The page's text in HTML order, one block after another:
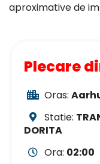
aproximative de
Plecare
Oras:
Statie:
DORITA
Ora: 02:00